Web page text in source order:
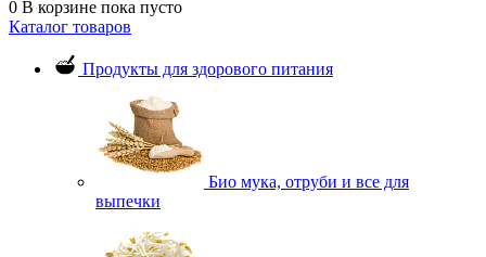
0 В корзине пока пусто
Каталог товаров
Продукты для здорового питания
Био мука, отруби и все для
выпечки